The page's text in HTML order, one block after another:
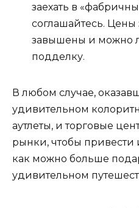
заехать в
соглашайтесь.
завышены и можно
подделку.
В любом случае,
удивительном
аутлеты, и торговые
рынки, чтобы привести
как можно больше
удивительном